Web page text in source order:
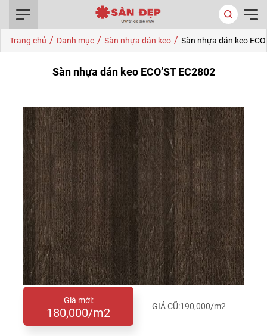
Trang chủ / Danh mục / Sàn nhựa dán keo / Sàn nhựa dán keo
Sàn nhựa dán keo ECO’ST EC2802
Giá mới:
180,000/m2 GIÁ CŨ:190,000/m2